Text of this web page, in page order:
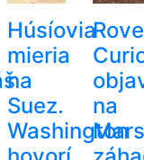
Húsíovia
mieria
na
Suez.
Washington
na